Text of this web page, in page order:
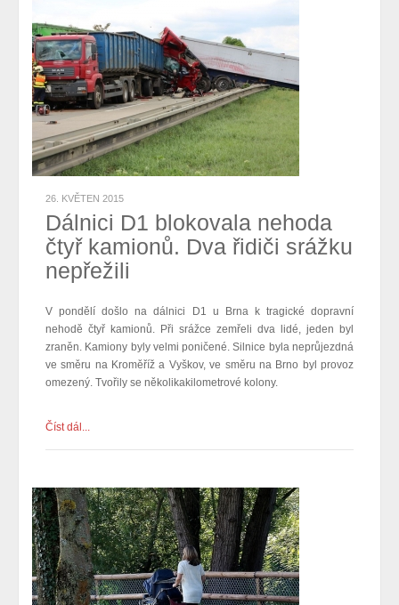
26. KVĚTEN 2015
Dálnici D1 blokovala nehoda
čtyř kamionů. Dva řidiči srážku
nepřežili
V pondělí došlo na dálnici D1 u Brna k tragické dopravní
nehodě čtyř kamionů. Při srážce zemřeli dva lidé, jeden byl
zraněn. Kamiony byly velmi poničené. Silnice byla neprůjezdná
ve směru na Kroměříž a Vyškov, ve směru na Brno byl provoz
omezený. Tvořily se několikakilometrové kolony.
Číst dál...